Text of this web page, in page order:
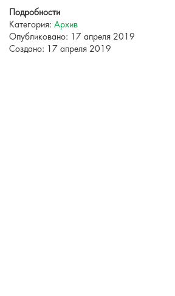
Подробности
Категория: Архив
Опубликовано: 17 апреля 2019
Создано: 17 апреля 2019